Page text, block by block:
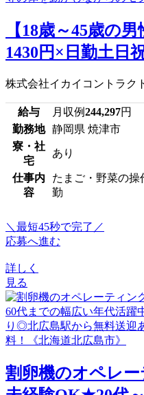
【18歳～45歳の
1430円×日勤土日
株式会社イカイコントラク
給与 月収例244,297円
勤務地
静岡県 焼津市
寮・社
宅
あり
仕事内
容
たまご・野菜の操
勤
＼最短45秒で完了／
応募へ進む
詳しく
見る
割卵機のオペレ